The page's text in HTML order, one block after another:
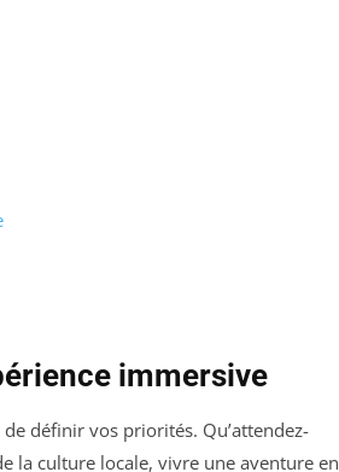
immersive
définir vos priorités. Qu’attendez-
la culture locale, vivre une aventure en